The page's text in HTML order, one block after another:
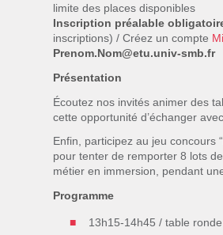
limite des places disponibles
Inscription préalable
inscriptions) / Créez un compte
Prenom.Nom@etu.univ-smb.fr
Présentation
Écoutez nos invités animer des
cette opportunité d’échanger
Enfin, participez au jeu concours
pour tenter de remporter 8 lots
métier en immersion, pendant
Programme
13h15-14h45 / table